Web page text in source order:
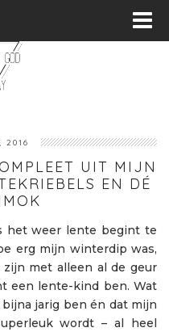
2016
UIT MIJN
EN DÉ
het weer lente begint te
erg mijn winterdip was,
met alleen al de geur
een lente-kind ben. Wat
jarig ben én dat mijn
wordt – al heel